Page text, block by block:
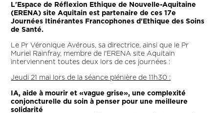
L'Espace de Réflexion Ethique de Nouvelle-Aquitaine
(ERENA) site Aquitain est partenaire de ces 17e
Journées Itinérantes Francophones d'Ethique des Soins
de Santé.
Le Pr Véronique Avérous, sa directrice, ainsi que le Pr
Muriel Rainfray, membre de l'ERENA site Aquitain
interviennent toutes deux lors de ces journées :
Jeudi 21 mai lors de la séance plénière de 11h30 :
IA, aide à mourir et «vague grise», une complexité
conjoncturelle du soin à penser pour une meilleure
solidarité